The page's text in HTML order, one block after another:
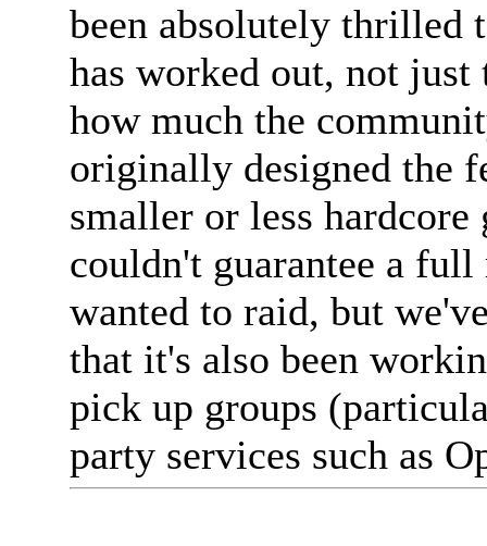
been absolutely thrilled
has worked out, not
how much the
originally designed the
smaller or less
couldn't guarantee a
wanted to raid, but
that it's also been
pick up groups
party services such as